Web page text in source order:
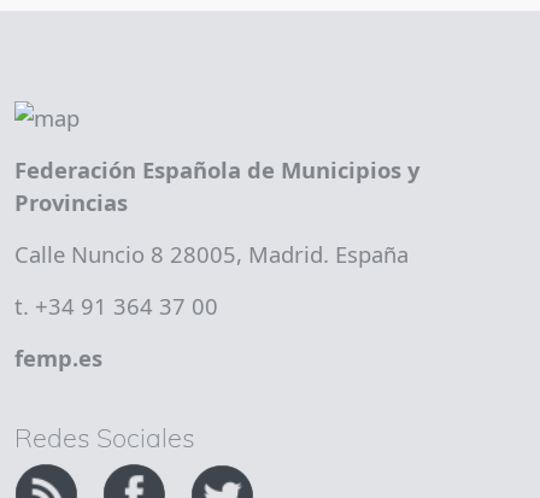
Federación Española de Municipios y
Provincias
Calle Nuncio 8 28005, Madrid. España
t. +34 91 364 37 00
femp.es
Redes Sociales